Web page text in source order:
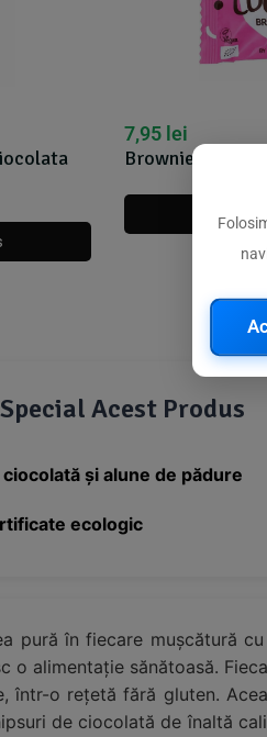
Brownie ball cu
7,95 lei
Acest Produs
și alune de pădure
ecologic
pură în fiecare mușcătură
o alimentație sănătoasă.
într-o rețetă fără gluten.
de ciocolată de înaltă